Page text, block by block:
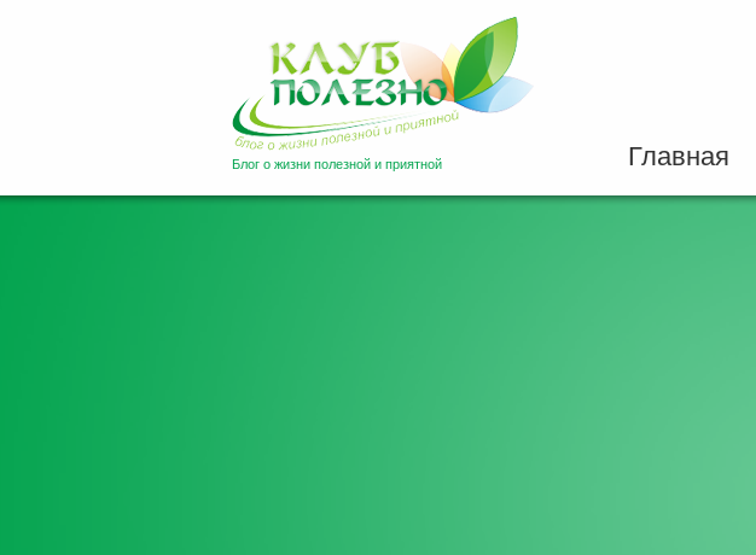
Блог о жизни полезной и приятной Главная